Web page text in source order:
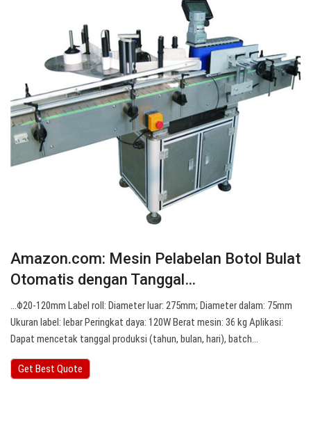
Amazon.com: Mesin Pelabelan Botol Bulat
Otomatis dengan Tanggal…
...Φ20-120mm Label roll: Diameter luar: 275mm; Diameter dalam: 75mm
Ukuran label: lebar Peringkat daya: 120W Berat mesin: 36 kg Aplikasi:
Dapat mencetak tanggal produksi (tahun, bulan, hari), batch…
Get Best Quote